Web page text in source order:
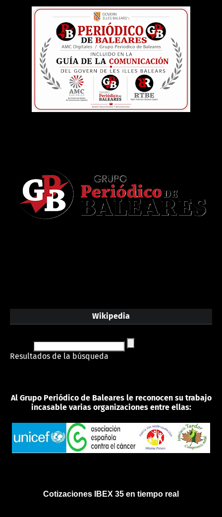
Wikipedia
Resultados de la búsqueda
Al Grupo Periódico de Baleares le reconocen su trabajo
incasable varias organizaciones entre ellas:
Cotizaciones IBEX 35 en tiempo real